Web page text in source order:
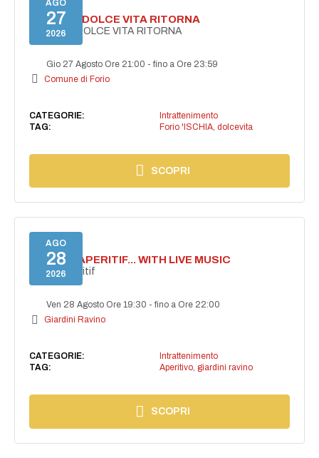
AGO
27
2026
FORIO LA DOLCE VITA RITORNA
FORIO LA DOLCE VITA RITORNA
Gio 27 Agosto Ore 21:00 -fino a Ore 23:59
Comune di Forio
CATEGORIE:
Intrattenimento
TAG:
Forio 'ISCHIA, dolcevita
SCOPRI
AGO
28
2026
SECRET APERITIF... WITH LIVE MUSIC
Secret aperitif
Ven 28 Agosto Ore 19:30 -fino a Ore 22:00
Giardini Ravino
CATEGORIE:
Intrattenimento
TAG:
Aperitivo, giardini ravino
SCOPRI